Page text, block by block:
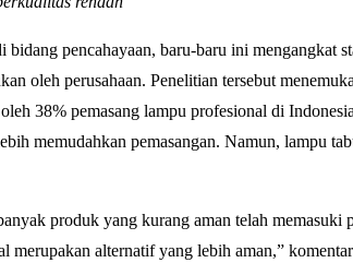
pencahayaan, baru-baru ini mengangkat
oleh perusahaan. Penelitian tersebut
38% pemasang lampu profesional di
memudahkan pemasangan. Namun, lampu
produk yang kurang aman telah memasuki
alternatif yang lebih aman,”